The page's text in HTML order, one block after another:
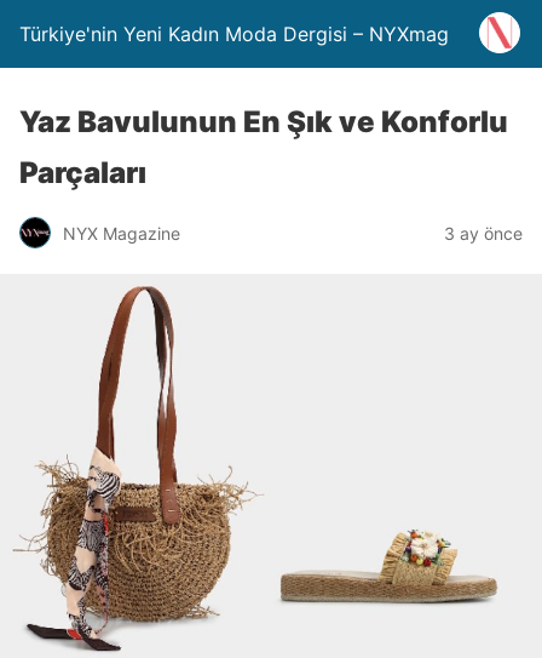
Türkiye'nin Yeni Kadın Moda Dergisi – NYXmag
Yaz Bavulunun En Şık ve Konforlu
Parçaları
NYX Magazine 3 ay önce